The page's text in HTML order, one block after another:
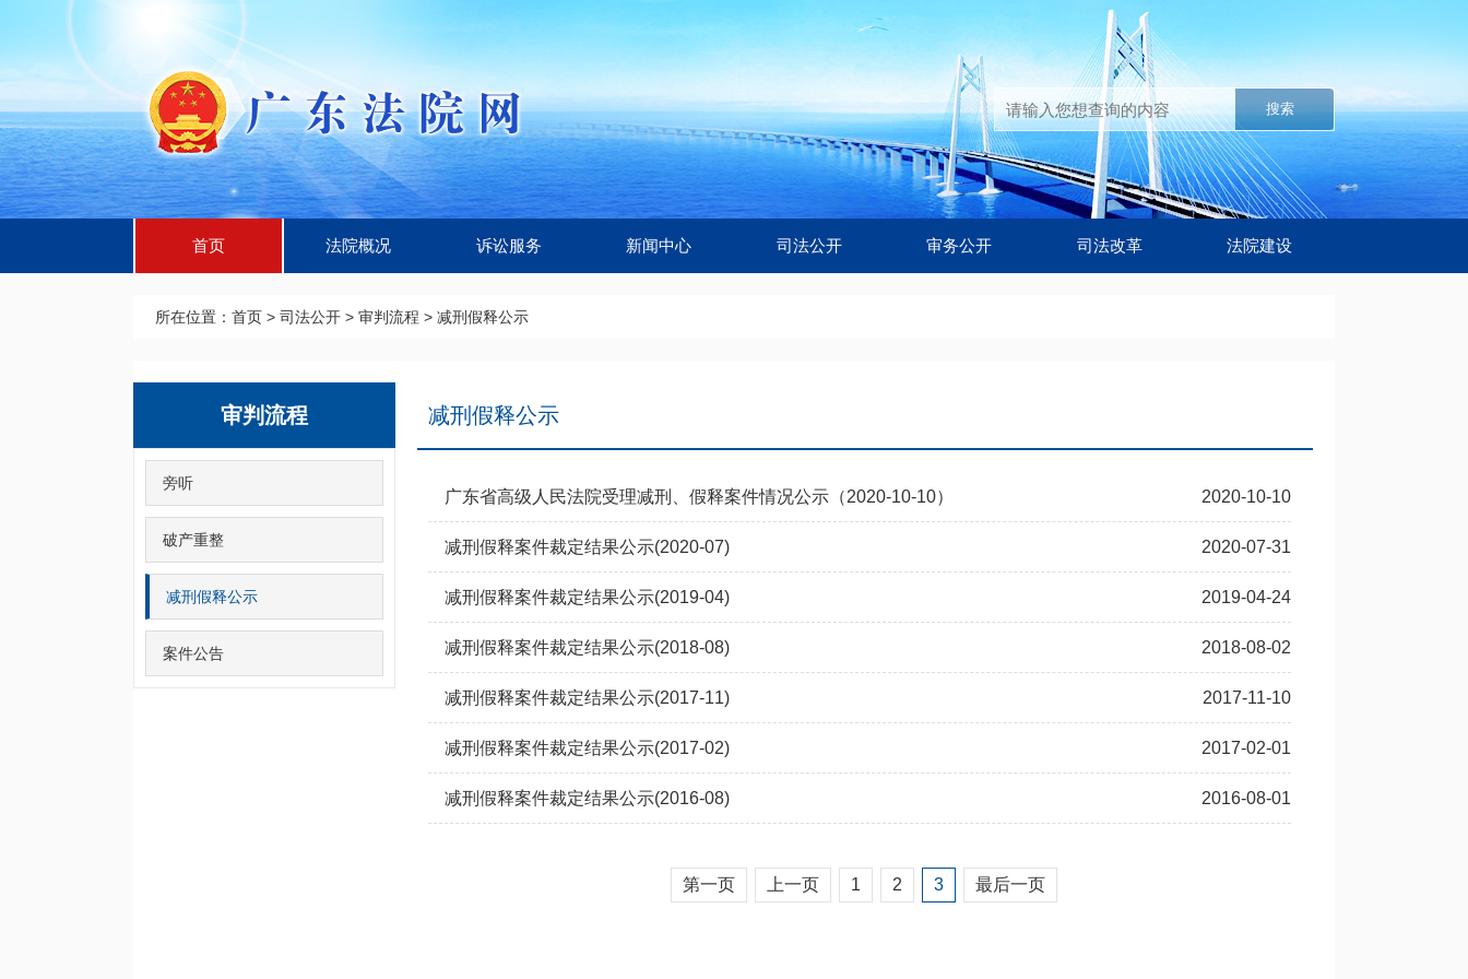
搜索
首页 法院概况 诉讼服务 新闻中心 司法公开 审务公开 司法改革 法院建设
所在位置： 首页 > 司法公开 > 审判流程 > 减刑假释公示
审判流程
旁听
破产重整
减刑假释公示
案件公告
减刑假释公示
广东省高级人民法院受理减刑、假释案件情况公示（2020-10-10） 2020-10-10
减刑假释案件裁定结果公示(2020-07) 2020-07-31
减刑假释案件裁定结果公示(2019-04) 2019-04-24
减刑假释案件裁定结果公示(2018-08) 2018-08-02
减刑假释案件裁定结果公示(2017-11) 2017-11-10
减刑假释案件裁定结果公示(2017-02) 2017-02-01
减刑假释案件裁定结果公示(2016-08) 2016-08-01
第一页 上一页 1 2 3 最后一页